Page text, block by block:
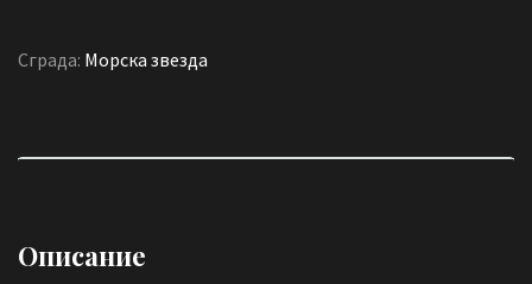
Сграда: Морска звезда
Описание